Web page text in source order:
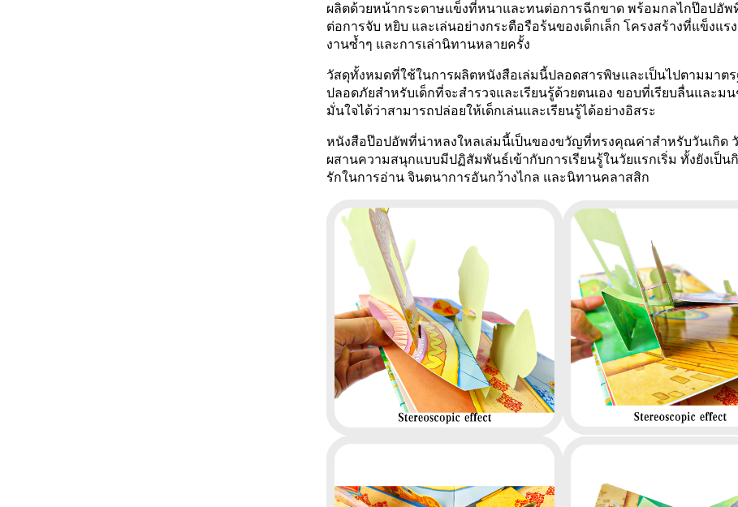
ผลิตด้วยหน้ากระดาษแข็งที่หนาและทนต่อการฉีกขาด พร้อมกลไกป๊อปอั
ต่อการจับ หยิบ และเล่นอย่างกระตือรือร้นของเด็กเล็ก โครงสร้างที่แข็ง
งานซ้ำๆ และการเล่านิทานหลายครั้ง
วัสดุทั้งหมดที่ใช้ในการผลิตหนังสือเล่มนี้ปลอดสารพิษและเป็นไปตามมาต
ปลอดภัยสำหรับเด็กที่จะสำรวจและเรียนรู้ด้วยตนเอง ขอบที่เรียบลื่นและม
มั่นใจได้ว่าสามารถปล่อยให้เด็กเล่นและเรียนรู้ได้อย่างอิสระ
หนังสือป๊อปอัพที่น่าหลงใหลเล่มนี้เป็นของขวัญที่ทรงคุณค่าสำหรับวันเกิด
ผสานความสนุกแบบมีปฏิสัมพันธ์เข้ากับการเรียนรู้ในวัยแรกเริ่ม ทั้งยังเป็น
รักในการอ่าน จินตนาการอันกว้างไกล และนิทานคลาสสิก